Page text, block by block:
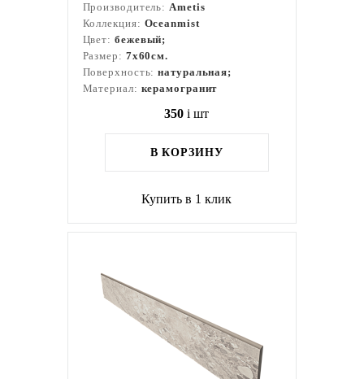
Производитель:Ametis
Коллекция: Oceanmist
Цвет: бежевый;
Размер: 7x60см.
Поверхность:натуральная;
Материал: керамогранит
350 i шт
В КОРЗИНУ
Купить в 1 клик